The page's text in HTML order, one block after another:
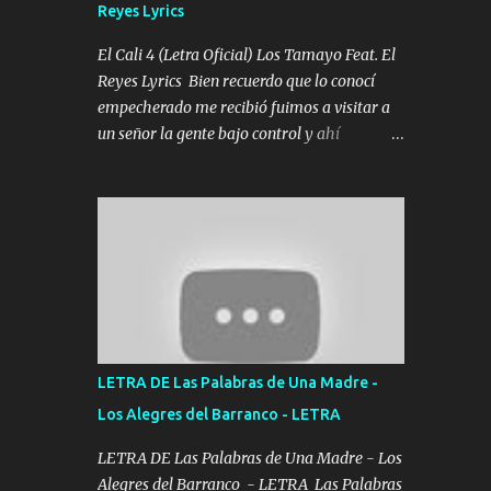
Tomense un buen trago Y así es como
empezamos los versos que voy cantando
(Music) A vido alta y bajas La carreta se
atora Pero nunca le aflojamos Ya me han
pasado cosas Y aunque ustedes no sepan
es...
Reyes Lyrics
El Cali 4 (Letra Oficial) Los Tamayo Feat. El
Reyes Lyrics Bien recuerdo que lo conocí
empecherado me recibió fuimos a visitar a
un señor la gente bajo control y ahí
reglas no secuestr0 no r0bar De La C giró la
orden nos comanda el doble P bien firmes
con Alto PRIETO y la camisa es color Verde y
peleam0s la Bandera por todita a la ciudad
con los drones patrullando la Frontera De
blancas ya hace falta mi APA FLACO verde
se le extraña pa que sepan Aquí Pura GENTE
DE LA RANA 🐸 POR CLAVE ES EL CALI 4
LETRA DE Las Palabras de Una Madre -
Los Alegres del Barranco - LETRA
LETRA DE Las Palabras de Una Madre - Los
Alegres del Barranco - LETRA Las Palabras